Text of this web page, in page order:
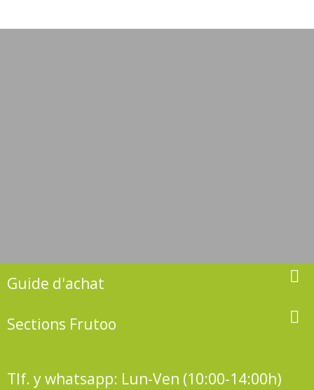
Guide d'achat 
Sections Frutoo 
Tlf. y whatsapp: Lun-Ven (10:00-14:00h)